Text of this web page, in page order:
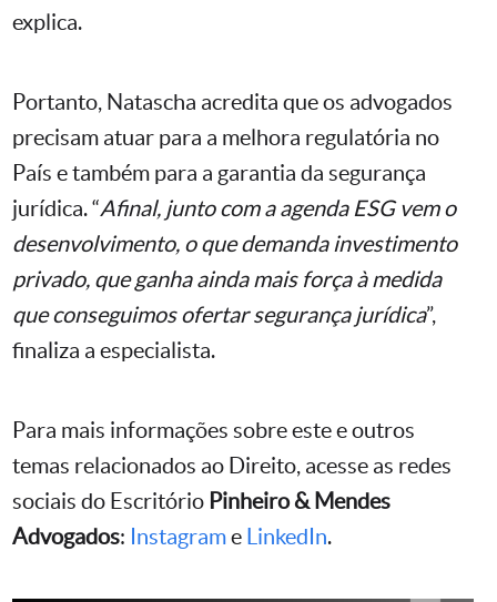
explica.
Portanto, Natascha acredita que os advogados
precisam atuar para a melhora regulatória no
País e também para a garantia da segurança
jurídica. “Afinal, junto com a agenda ESG vem o
desenvolvimento, o que demanda investimento
privado, que ganha ainda mais força à medida
que conseguimos ofertar segurança jurídica”,
finaliza a especialista.
Para mais informações sobre este e outros
temas relacionados ao Direito, acesse as redes
sociais do Escritório Pinheiro & Mendes
Advogados: Instagrame LinkedIn.